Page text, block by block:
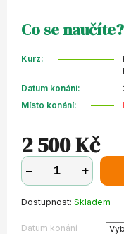
2 500 Kč
+
−
Dostupnost: Skladem
Datum konání
Co se
Kurz:
Datum konání:
Místo konání: